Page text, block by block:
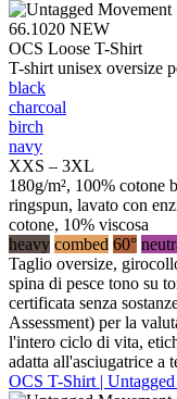
66.1020 NEW
OCS Loose T-Shirt
T-shirt unisex oversize
black
charcoal
birch
navy
XXS – 3XL
180g/m², 100% cotone
ringspun, lavato con
cotone, 10% viscosa
heavy combed 60°
Taglio oversize,
spina di pesce tono su
certificata senza
Assessment) per la
l'intero ciclo di vita,
adatta all'asciugatrice a
OCS T-Shirt |